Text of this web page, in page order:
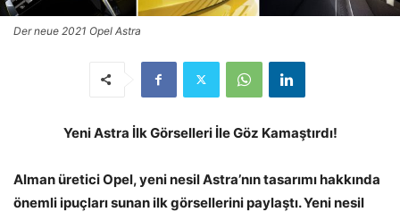
Der neue 2021 Opel Astra
Yeni Astra İlk Görselleri İle Göz Kamaştırdı!
Alman üretici Opel, yeni nesil Astra’nın tasarımı hakkında
önemli ipuçları sunan ilk görsellerini paylaştı. Yeni nesil